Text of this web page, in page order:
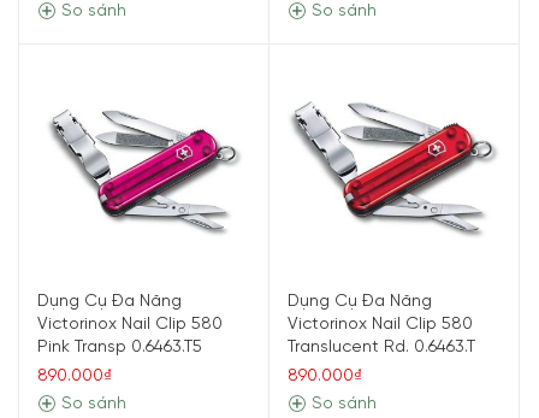
So sánh
So sánh
Dụng Cụ Đa Năng
Victorinox Nail Clip 580
Pink Transp 0.6463.T5
890.000₫
So sánh
Dụng Cụ Đa Năng
Victorinox Nail Clip 580
Translucent Rd. 0.6463.T
890.000₫
So sánh